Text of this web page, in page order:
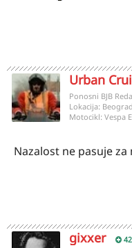
Urban
Ponosni BJB
Lokacija: Beograd
Motocikl: Vespa
Nazalost ne pasuje za
gixxer